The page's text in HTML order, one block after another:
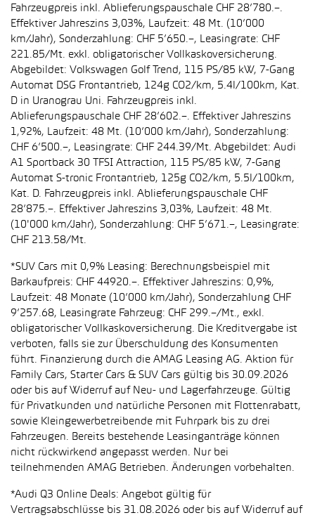
Fahrzeugpreis inkl. Ablieferungspauschale CHF 28’780.–.
Effektiver Jahreszins 3,03%, Laufzeit: 48 Mt. (10’000
km/Jahr), Sonderzahlung: CHF 5’650.–, Leasingrate: CHF
221.85/Mt. exkl. obligatorischer Vollkaskoversicherung.
Abgebildet: Volkswagen Golf Trend, 115 PS/85 kW, 7-Gang
Automat DSG Frontantrieb, 124g CO2/km, 5.4l/100km, Kat.
D in Uranograu Uni. Fahrzeugpreis inkl.
Ablieferungspauschale CHF 28’602.–. Effektiver Jahreszins
1,92%, Laufzeit: 48 Mt. (10’000 km/Jahr), Sonderzahlung:
CHF 6’500.–, Leasingrate: CHF 244.39/Mt. Abgebildet: Audi
A1 Sportback 30 TFSI Attraction, 115 PS/85 kW, 7-Gang
Automat S-tronic Frontantrieb, 125g CO2/km, 5.5l/100km,
Kat. D. Fahrzeugpreis inkl. Ablieferungspauschale CHF
28’875.–. Effektiver Jahreszins 3,03%, Laufzeit: 48 Mt.
(10'000 km/Jahr), Sonderzahlung: CHF 5’671.–, Leasingrate:
CHF 213.58/Mt.
*SUV Cars mit 0,9% Leasing: Berechnungsbeispiel mit
Barkaufpreis: CHF 44920.–. Effektiver Jahreszins: 0,9%,
Laufzeit: 48 Monate (10’000 km/Jahr), Sonderzahlung CHF
9’257.68, Leasingrate Fahrzeug: CHF 299.–/Mt., exkl.
obligatorischer Vollkaskoversicherung. Die Kreditvergabe ist
verboten, falls sie zur Überschuldung des Konsumenten
führt. Finanzierung durch die AMAG Leasing AG. Aktion für
Family Cars, Starter Cars & SUV Cars gültig bis 30.09.2026
oder bis auf Widerruf auf Neu- und Lagerfahrzeuge. Gültig
für Privatkunden und natürliche Personen mit Flottenrabatt,
sowie Kleingewerbetreibende mit Fuhrpark bis zu drei
Fahrzeugen. Bereits bestehende Leasinganträge können
nicht rückwirkend angepasst werden. Nur bei
teilnehmenden AMAG Betrieben. Änderungen vorbehalten.
*Audi Q3 Online Deals: Angebot gültig für
Vertragsabschlüsse bis 31.08.2026 oder bis auf Widerruf auf